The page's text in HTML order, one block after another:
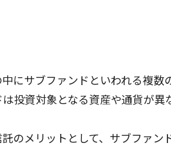
にサブファンドといわれる複
投資対象となる資産や通貨が異
のメリットとして、サブファ